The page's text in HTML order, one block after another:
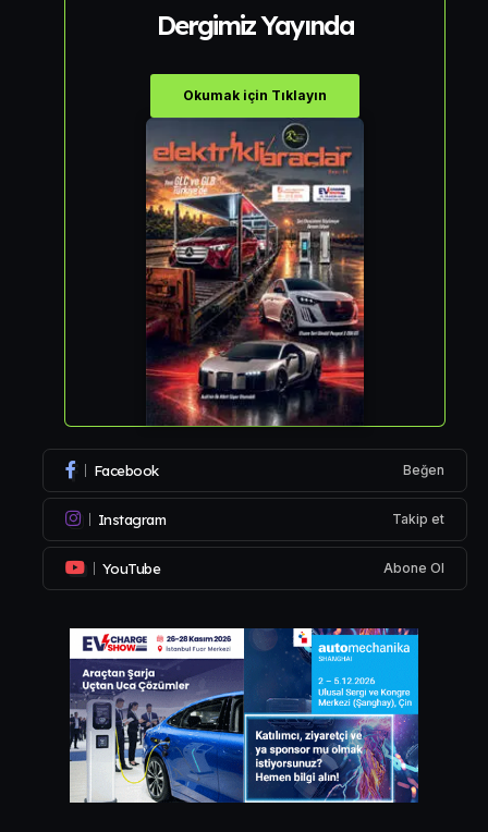
Dergimiz Yayında
Okumak için Tıklayın
Facebook Beğen
Instagram Takip et
YouTube Abone Ol